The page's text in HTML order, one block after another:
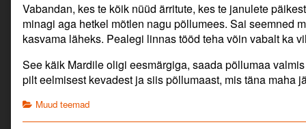
Stabiilne
tava,
ehk
toob
õnne?!
published
posts
by
the
author
Paluks
vihma!
ehk
Stabiilne
tava,
ehk
toob
õnne?!
Vabandan, kes te kõik nüüd ärritute, kes te janulete
minagi aga hetkel mõtlen nagu põllumees. Sai seemned
kasvama läheks. Pealegi linnas tööd teha võin vabalt ka
See käik Mardile oligi eesmärgiga, saada põllumaa
pilt eelmisest kevadest ja siis põllumaast, mis täna maha
Categories
Muud teemad